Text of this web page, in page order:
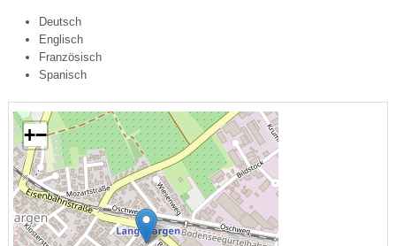
Deutsch
Englisch
Französisch
Spanisch
+−